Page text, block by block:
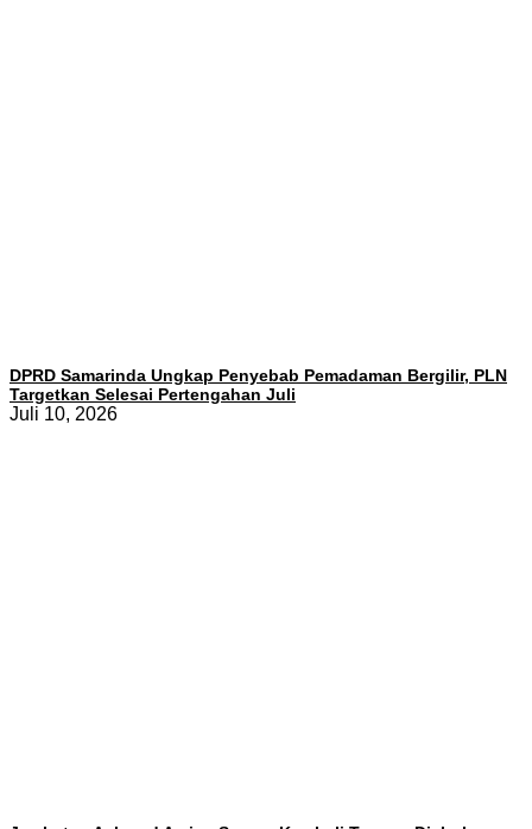
DPRD Samarinda Ungkap Penyebab Pemadaman Bergilir, PLN
Targetkan Selesai Pertengahan Juli
Juli 10, 2026